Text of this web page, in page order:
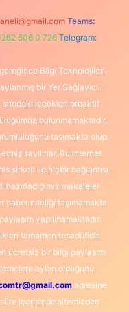
Teams:
606 0 726 Telegram:
Bilgi Teknolojileri
bir Yer Sağlayıcı
sitedeki içerikleri proaktif
bulunmamaktadır.
taşımakta olup,
sayılırlar. Bu internet
şirketi ile hiçbir bağlantısı
makaleler
haber niteliği taşımamakta
yapılmamaktadır.
tamamen tesadüfidir.
ücretsiz bir bilgi paylaşım
aykırı olduğunu
adresine
içerisinde sitemizden